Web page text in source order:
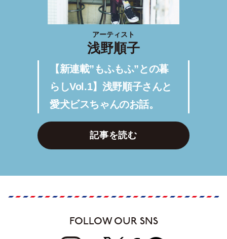
アーティスト
浅野順子
【新連載”もふもふ”との暮
らしVol.1】浅野順子さんと
愛犬ビスちゃんのお話。
記事を読む
FOLLOW OUR SNS